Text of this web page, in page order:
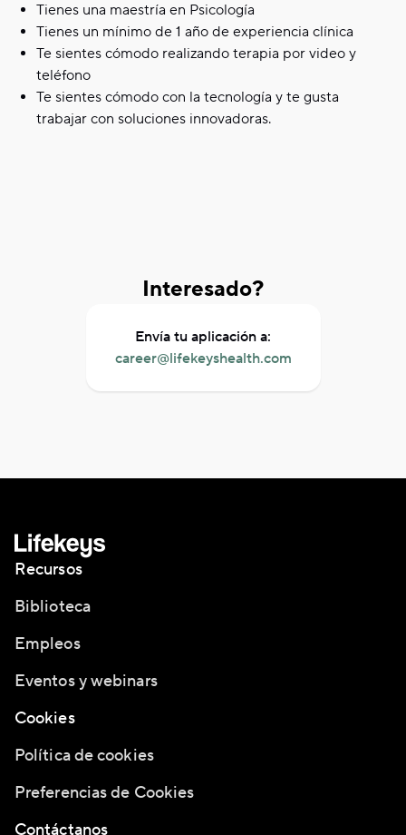
Tienes una maestría en Psicología
Tienes un mínimo de 1 año de experiencia clínica
Te sientes cómodo realizando terapia por video y
teléfono
Te sientes cómodo con la tecnología y te gusta
trabajar con soluciones innovadoras.
Interesado?
Envía tu aplicación a:
career@lifekeyshealth.com
Recursos
Biblioteca
Empleos
Eventos y webinars
Cookies
Política de cookies
Preferencias de Cookies
Contáctanos